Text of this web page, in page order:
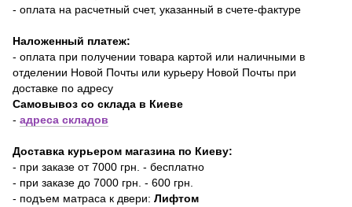
- оплата на расчетный счет, указанный в счете-фактуре
Наложенный платеж:
- оплата при получении товара картой или наличными в
отделении Новой Почты или курьеру Новой Почты при
доставке по адресу
Самовывоз со склада в Киеве
- адреса складов
Доставка курьером магазина по Киеву:
- при заказе от 7000 грн. - бесплатно
- при заказе до 7000 грн. - 600 грн.
- подъем матраса к двери: Лифтом